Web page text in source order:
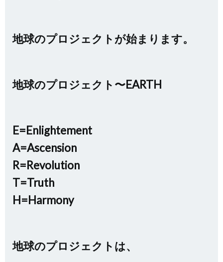
地球のプロジェクトが始まります。
地球のプロジェクト〜EARTH
E=Enlightement
A=Ascension
R=Revolution
T=Truth
H=Harmony
地球のプロジェクトは、